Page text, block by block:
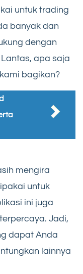
untuk trading
banyak dan
dengan
apa saja
bagikan?
mengira
untuk
ini juga
terpercaya. Jadi,
dapat Anda
lainnya